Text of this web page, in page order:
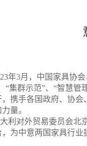
3月，中国家具协会
“集群示范”、“智慧管
，携手各国政府、协
量。
对外贸易委员会北京
为中意两国家具行业